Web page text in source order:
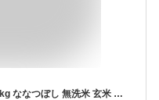
【新米】令和6年度 米 特A 北海道産 5kg ななつぼし 無洗米 玄米 白米(選べる6種類)減農薬米 送料無料 北海道産 ホワイトライス お米 米 放射能検査済 残留農薬検査済 特A